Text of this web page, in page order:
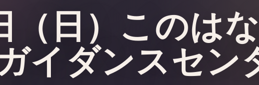
（日）このは
イダンスセン